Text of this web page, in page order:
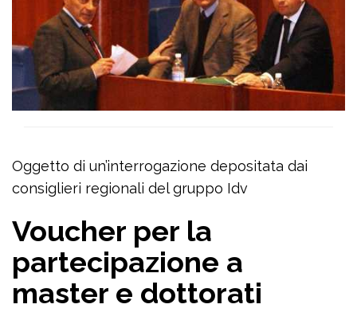
Oggetto di un’interrogazione depositata dai
consiglieri regionali del gruppo Idv
Voucher per la
partecipazione a
master e dottorati